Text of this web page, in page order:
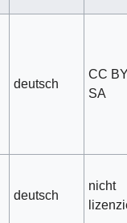
deutsch
CC
SA
deutsch
nicht